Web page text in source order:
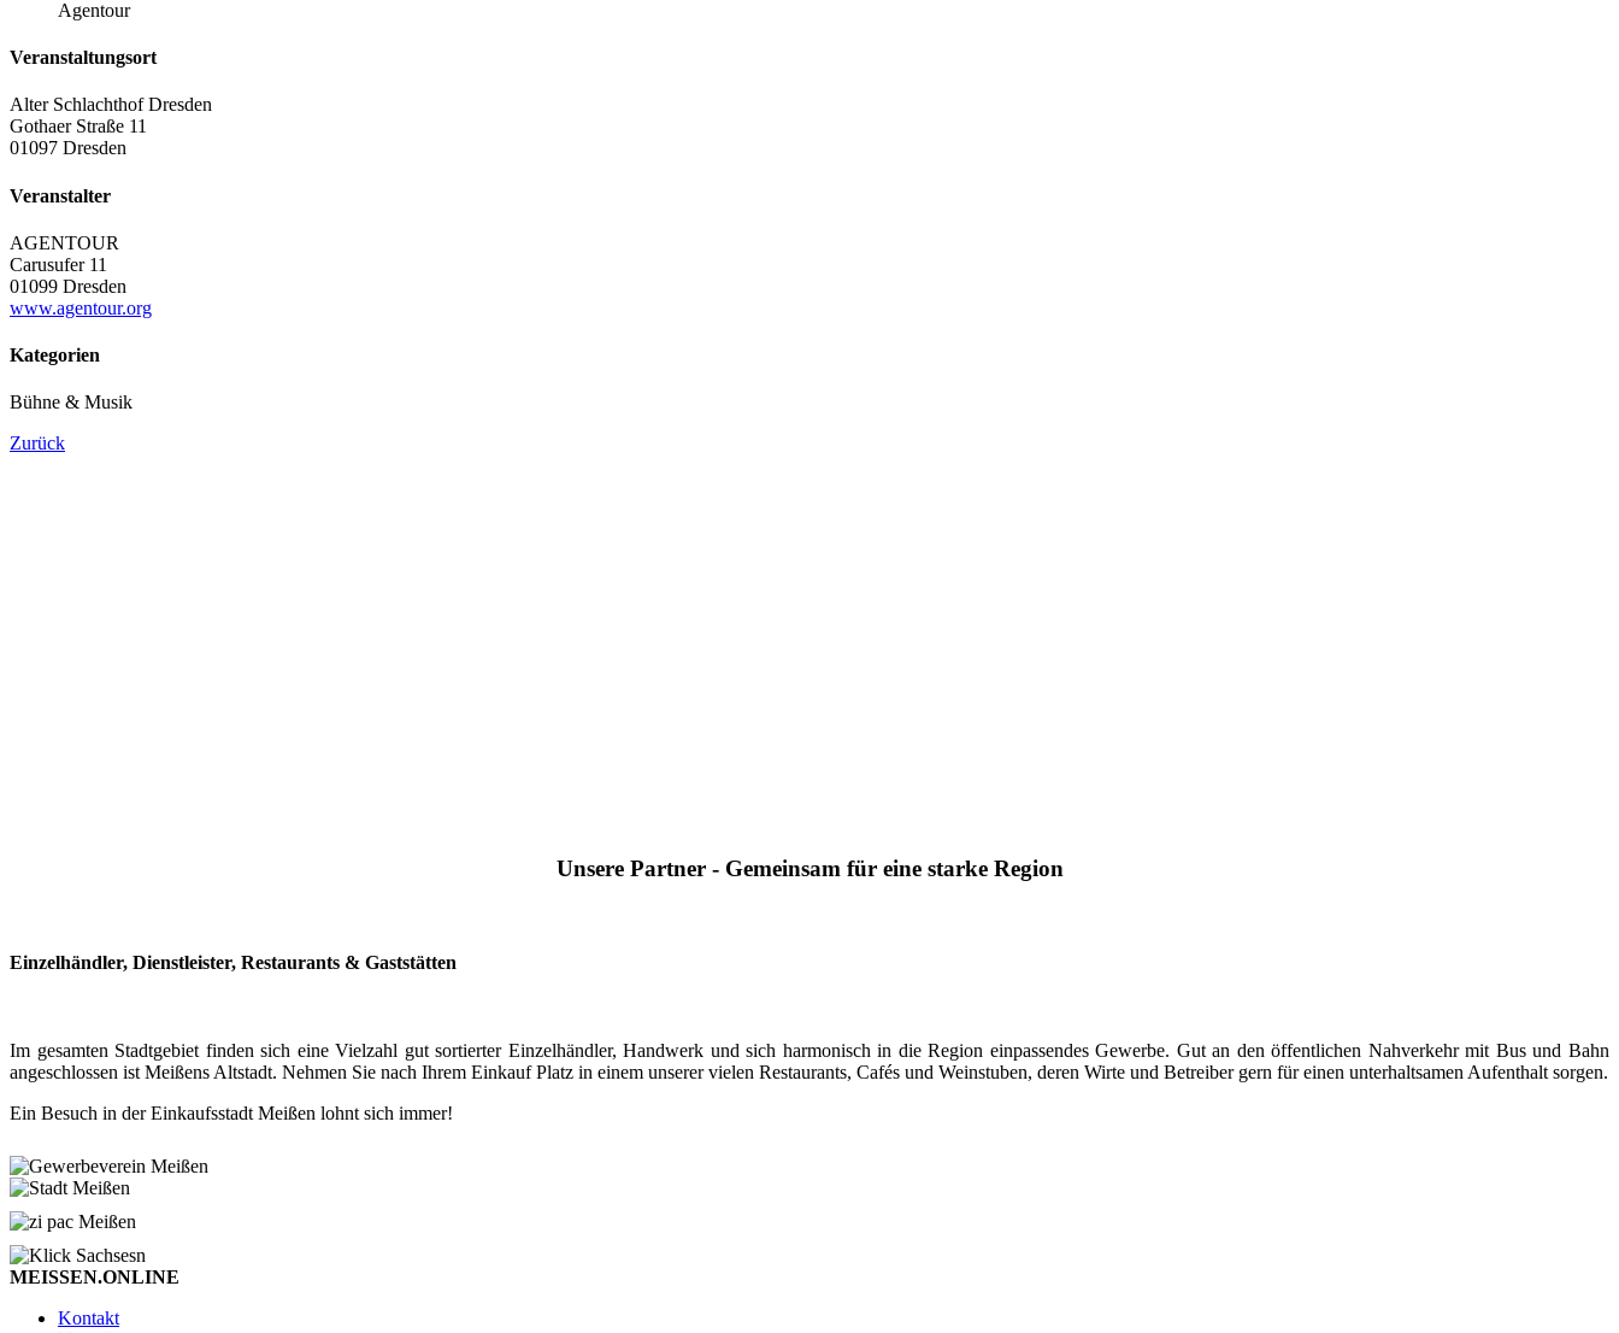
Agentour
Veranstaltungsort
Alter Schlachthof Dresden
Gothaer Straße 11
01097 Dresden
Veranstalter
AGENTOUR
Carusufer 11
01099 Dresden
www.agentour.org
Kategorien
Bühne & Musik
Zurück
Unsere Partner - Gemeinsam für eine starke Region
Einzelhändler, Dienstleister, Restaurants & Gaststätten
Im gesamten Stadtgebiet finden sich eine Vielzahl gut sortierter Einzelhändler, Handwerk und sich harmonisch in die Region einpassendes Gewerbe. Gut an den öffentlichen Nahverkehr mit Bus und Bahn
angeschlossen ist Meißens Altstadt. Nehmen Sie nach Ihrem Einkauf Platz in einem unserer vielen Restaurants, Cafés und Weinstuben, deren Wirte und Betreiber gern für einen unterhaltsamen Aufenthalt sorgen.
Ein Besuch in der Einkaufsstadt Meißen lohnt sich immer!
MEISSEN.ONLINE
Kontakt